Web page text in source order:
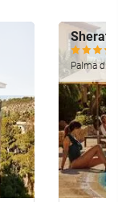
Palma di